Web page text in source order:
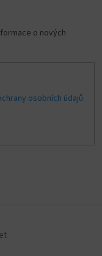
o nových
osobních údajů